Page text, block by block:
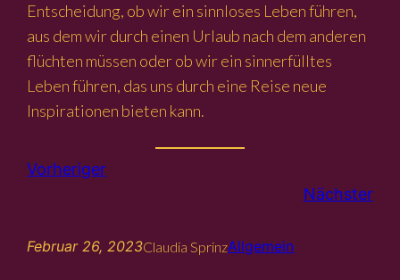
Entscheidung, ob wir ein sinnloses Leben führen,
aus dem wir durch einen Urlaub nach dem anderen
flüchten müssen oder ob wir ein sinnerfülltes
Leben führen, das uns durch eine Reise neue
Inspirationen bieten kann.
Vorheriger
Nächster
Februar 26, 2023Claudia SprinzAllgemein